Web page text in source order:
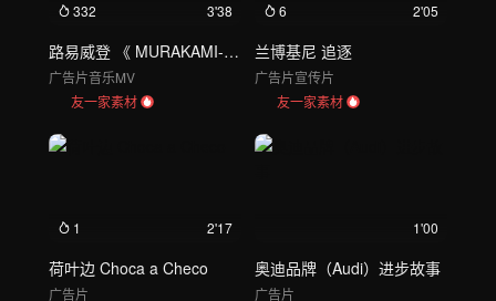
332 3'38
路易威登 《 MURAKAMI- MNNK BRO》
广告片音乐MV
友一家素材
6 2'05
兰博基尼 追逐
广告片宣传片
友一家素材
1 2'17
荷叶边 Choca a Checo
广告片
1'00
奥迪品牌（Audi）进步故事
广告片